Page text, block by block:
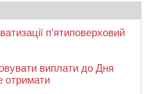
п’ятиповерховий
виплати до Дня
отримати